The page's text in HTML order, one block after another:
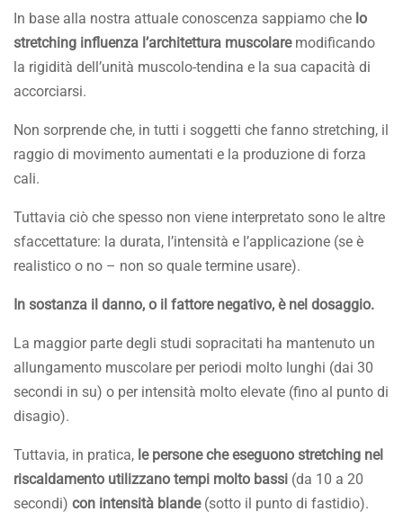
In base alla nostra attuale conoscenza sappiamo che lo
stretching influenza l’architettura muscolaremodificando
la rigidità dell’unità muscolo-tendina e la sua capacità di
accorciarsi.
Non sorprende che, in tutti i soggetti che fanno stretching, il
raggio di movimento aumentati e la produzione di forza
cali.
Tuttavia ciò che spesso non viene interpretato sono le altre
sfaccettature: la durata, l’intensità e l’applicazione (se è
realistico o no – non so quale termine usare).
In sostanza il danno, o il fattore negativo, è nel dosaggio.
La maggior parte degli studi sopracitati ha mantenuto un
allungamento muscolare per periodi molto lunghi (dai 30
secondi in su) o per intensità molto elevate (fino al punto di
disagio).
Tuttavia, in pratica, le persone che eseguono stretching nel
riscaldamento utilizzano tempi molto bassi (da 10 a 20
secondi) con intensità blande(sotto il punto di fastidio).